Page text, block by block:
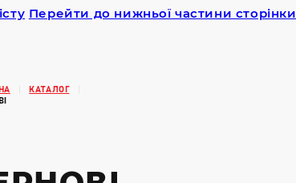
Перейти до нижньої частини сторінки
КАТАЛОГ